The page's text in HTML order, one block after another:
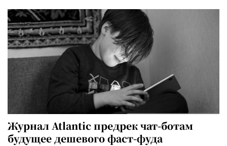
Журнал Atlantic предрек чат-ботам
будущее дешевого фаст-фуда